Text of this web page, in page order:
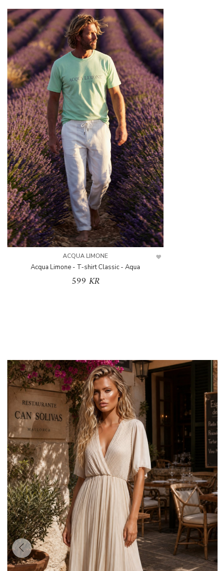
ACQUA LIMONE
Acqua Limone - T-shirt Classic - Aqua
599 KR